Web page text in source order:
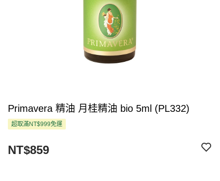
Primavera 精油 月桂精油 bio 5ml (PL332)
超取滿NT$999免運
NT$859